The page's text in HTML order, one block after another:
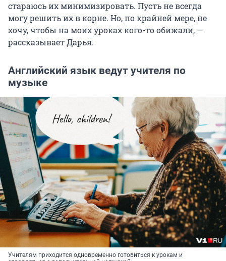
стараюсь их минимизировать. Пусть не всегда
могу решить их в корне. Но, по крайней мере, не
хочу, чтобы на моих уроках кого-то обижали, —
рассказывает Дарья.
Английский язык ведут учителя по
музыке
Учителям приходится одновременно готовиться к урокам и